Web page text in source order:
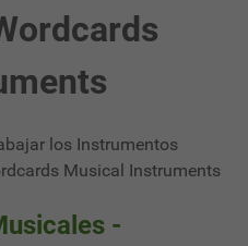
los Instrumentos
Musical Instruments
-